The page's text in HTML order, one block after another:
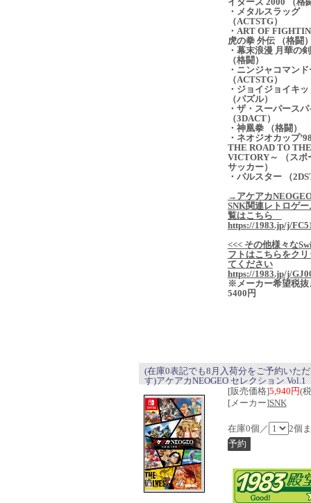
・メタルスラッグ
（ACTSTG）
・ART OF
虎の拳 外伝 （格闘
・幕末浪漫 月華の
（格闘）
・ニンジャコマンド
（ACTSTG）
・ジョイジョイキッ
（パズル）
・ザ・スーパースパ
（3DACT）
・神凰拳 （格闘）
・ネオジオカップ
THE ROAD TO THE
VICTORY～ （スポ
サッカー）
・パルスター （
→アケアカ
SNK関連レトロゲ
覧はこちら
https://1983.jp/j/
<<< その他様々な
フトはこちらをク
てください
https://1983.jp/j/
※メーカー希望税抜
5400円
(在庫0表記でも8月入荷分をご予約いた
す)アケアカNEOGEO セレクション Vol.1
[販売価格]5,940円(
[メーカー]SNK
在庫0個／ 2個